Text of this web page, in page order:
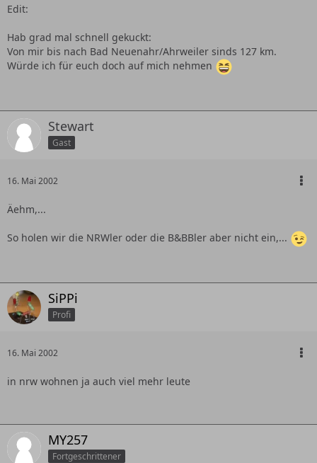
Edit:
Hab grad mal schnell gekuckt:
Von mir bis nach Bad Neuenahr/Ahrweiler sinds 127 km.
Würde ich für euch doch auf mich nehmen
Stewart
Gast
16. Mai 2002
Äehm,...
So holen wir die NRWler oder die B&BBler aber nicht ein,...
SiPPi
Profi
16. Mai 2002
in nrw wohnen ja auch viel mehr leute
MY257
Fortgeschrittener